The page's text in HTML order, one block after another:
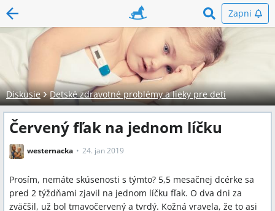
Zapni
Diskusie Detské zdravotné problémy a lieky pre deti
Červený fľak na jednom líčku
westernacka 24. jan 2019
Prosím, nemáte skúsenosti s týmto? 5,5 mesačnej dcérke sa
pred 2 týždňami zjavil na jednom líčku fľak. O dva dni za
zväčšil, už bol tmavočervený a tvrdý. Kožná vravela, že to asi